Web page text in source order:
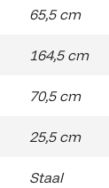
65,5 cm
164,5 cm
70,5 cm
25,5 cm
Staal